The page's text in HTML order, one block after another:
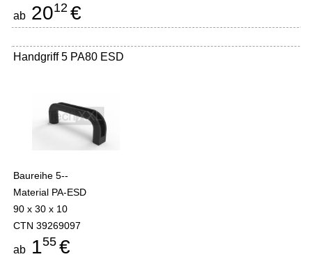
ab 2012 €
Handgriff 5 PA80 ESD
Baureihe 5--
Material PA-ESD
90 x 30 x 10
CTN 39269097
ab 155 €